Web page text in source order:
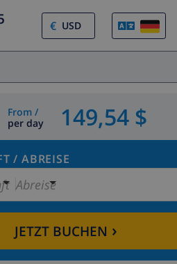
€
From /
per day
149,54 $
/ ABREISE
Abreise
JETZT BUCHEN ›